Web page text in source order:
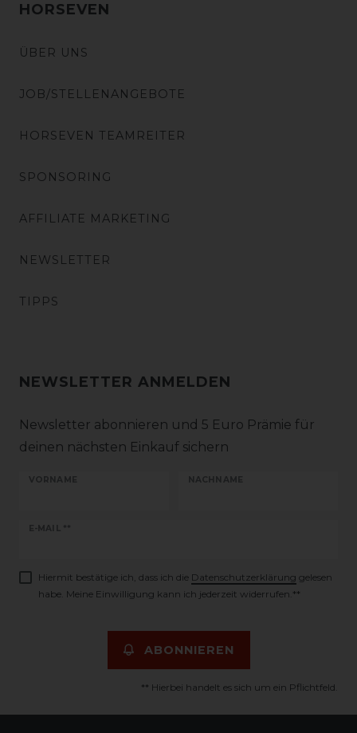
HORSEVEN
ÜBER UNS
JOB/STELLENANGEBOTE
HORSEVEN TEAMREITER
SPONSORING
AFFILIATE MARKETING
NEWSLETTER
TIPPS
NEWSLETTER ANMELDEN
Newsletter abonnieren und 5 Euro Prämie für
deinen nächsten Einkauf sichern
VORNAME NACHNAME
E-MAIL **
Newsletter
Hiermit bestätige ich, dass ich die Daten­schutz­erklärung gelesen
habe. Meine Einwilligung kann ich jederzeit widerrufen.**
ABONNIEREN
** Hierbei handelt es sich um ein Pflichtfeld.